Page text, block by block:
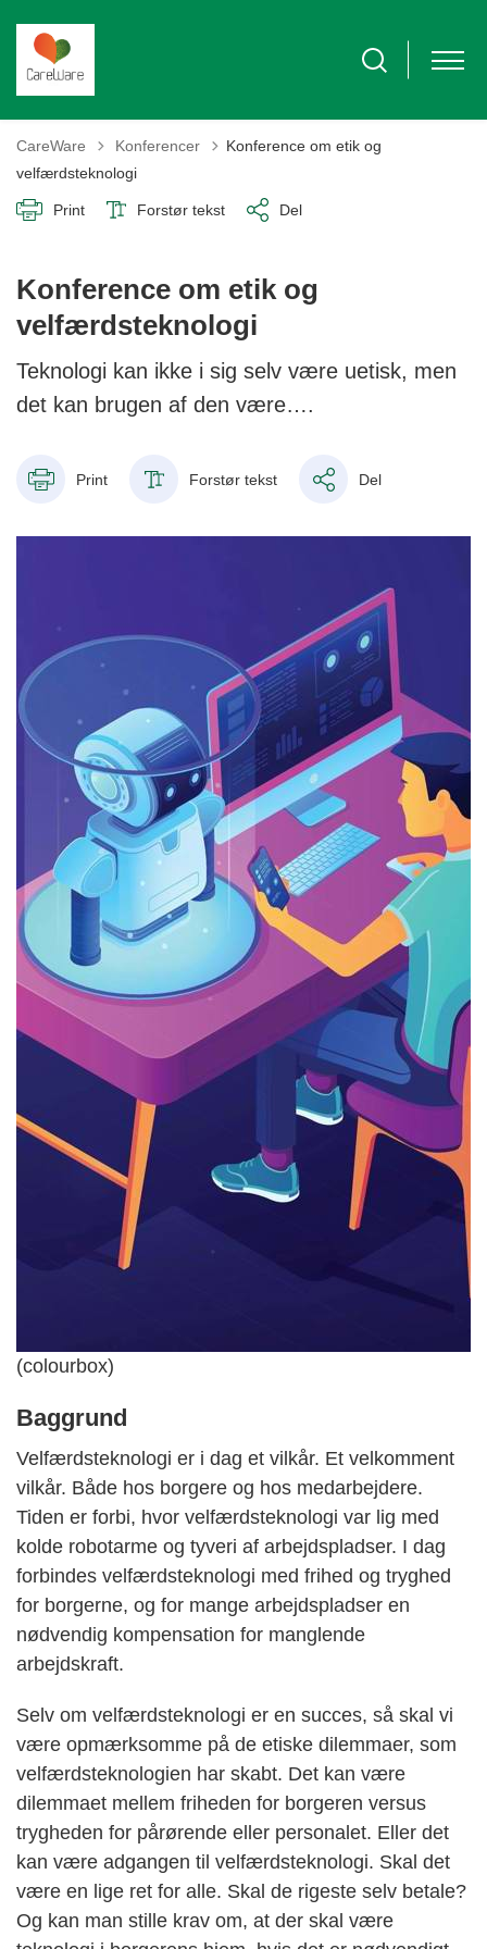
CareWare Tilbage til
Konferencer
Konference om etik og
velfærdsteknologi
Print Forstør tekst Del
Konference om etik og
velfærdsteknologi
Teknologi kan ikke i sig selv være uetisk, men
det kan brugen af den være….
Print Forstør tekst Del
(colourbox)
Baggrund
Velfærdsteknologi er i dag et vilkår. Et velkomment
vilkår. Både hos borgere og hos medarbejdere.
Tiden er forbi, hvor velfærdsteknologi var lig med
kolde robotarme og tyveri af arbejdspladser. I dag
forbindes velfærdsteknologi med frihed og tryghed
for borgerne, og for mange arbejdspladser en
nødvendig kompensation for manglende
arbejdskraft.
Selv om velfærdsteknologi er en succes, så skal vi
være opmærksomme på de etiske dilemmaer, som
velfærdsteknologien har skabt. Det kan være
dilemmaet mellem friheden for borgeren versus
trygheden for pårørende eller personalet. Eller det
kan være adgangen til velfærdsteknologi. Skal det
være en lige ret for alle. Skal de rigeste selv betale?
Og kan man stille krav om, at der skal være